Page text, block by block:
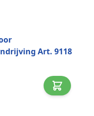
Art. 9118